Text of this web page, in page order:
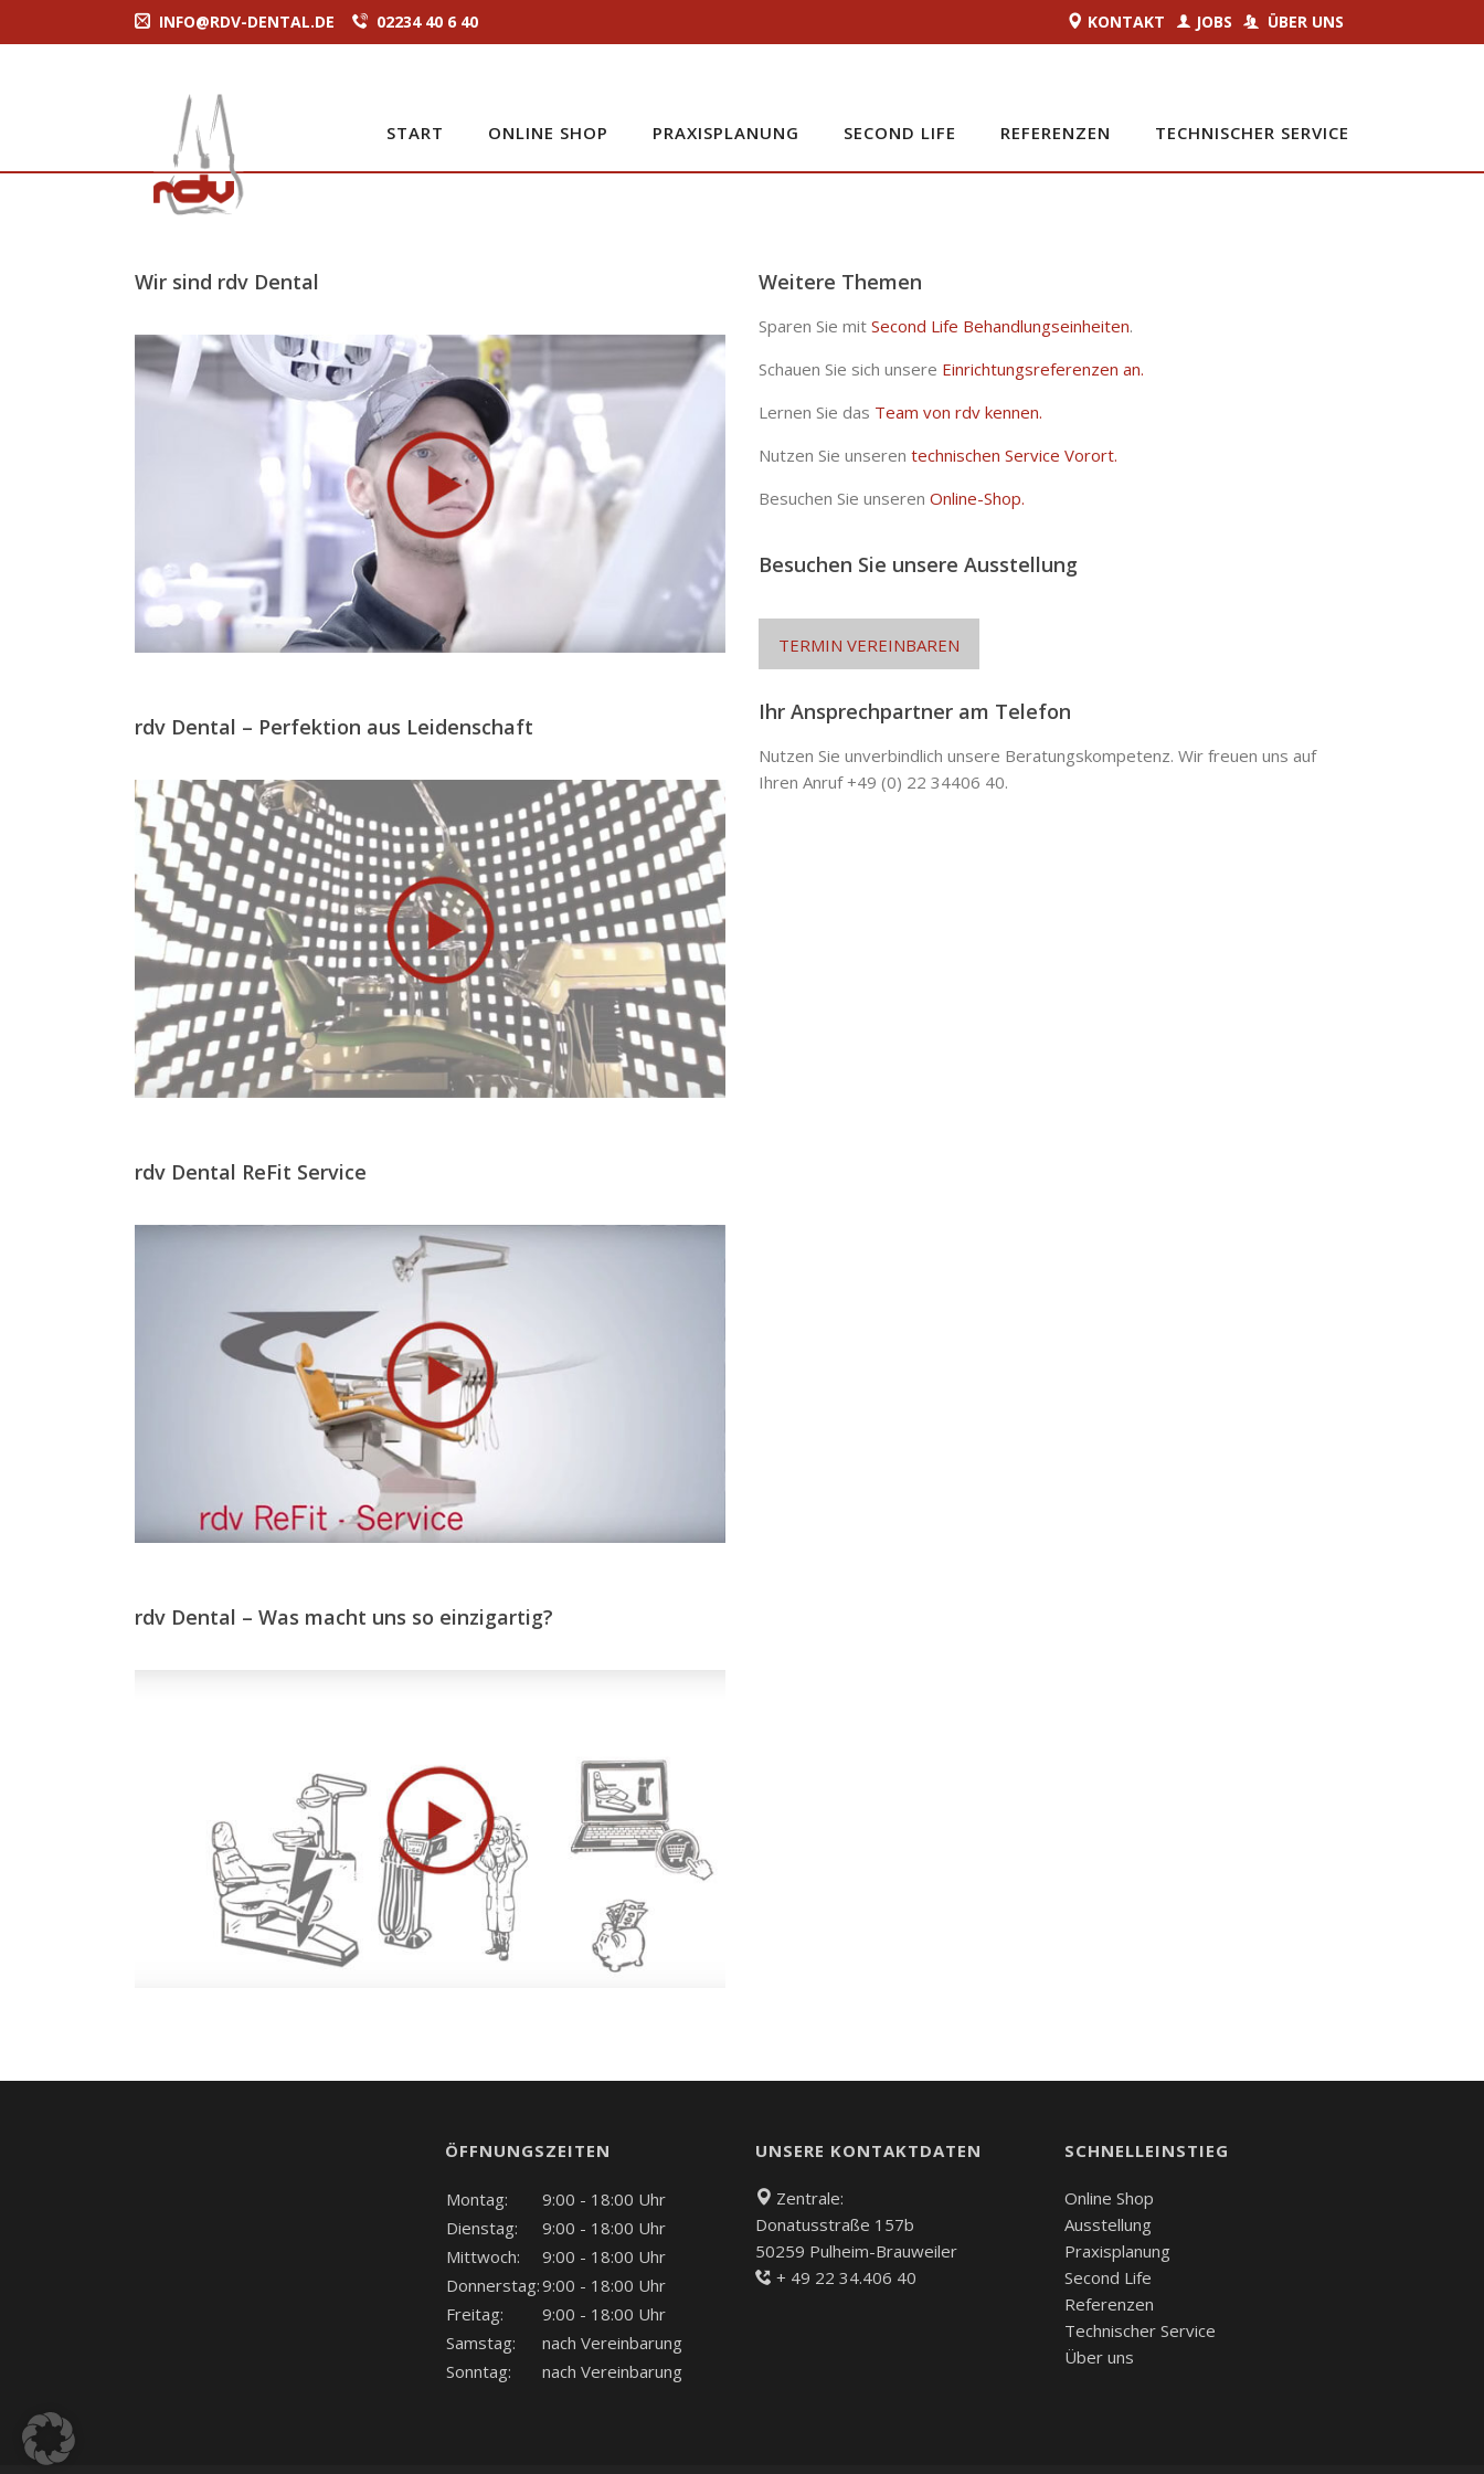
INFO@RDV-DENTAL.DE
02234 40 6 40
KONTAKT JOBS ÜBER UNS
START ONLINE SHOP PRAXISPLANUNG SECOND LIFE REFERENZEN TECHNISCHER SERVICE
Wir sind rdv Dental
rdv Dental – Perfektion aus Leidenschaft
rdv Dental ReFit Service
rdv Dental – Was macht uns so einzigartig?
Weitere Themen
Sparen Sie mit Second Life Behandlungseinheiten.
Schauen Sie sich unsere Einrichtungsreferenzen an.
Lernen Sie das Team von rdv kennen.
Nutzen Sie unseren technischen Service Vorort.
Besuchen Sie unseren Online-Shop.
Besuchen Sie unsere Ausstellung
TERMIN VEREINBAREN
Ihr Ansprechpartner am Telefon
Nutzen Sie unverbindlich unsere Beratungskompetenz. Wir freuen uns auf
Ihren Anruf +49 (0) 22 34406 40.
ÖFFNUNGSZEITEN
Montag:
9:00 - 18:00 Uhr
Dienstag:
9:00 - 18:00 Uhr
Mittwoch:
9:00 - 18:00 Uhr
Donnerstag:9:00 - 18:00 Uhr
Freitag:
9:00 - 18:00 Uhr
Samstag:
nach Vereinbarung
Sonntag:
nach Vereinbarung
UNSERE KONTAKTDATEN
Zentrale:
Donatusstraße 157b
50259 Pulheim-Brauweiler
+ 49 22 34.406 40
SCHNELLEINSTIEG
Online Shop
Ausstellung
Praxisplanung
Second Life
Referenzen
Technischer Service
Über uns